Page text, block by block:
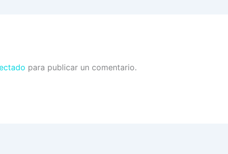
para publicar un comentario.